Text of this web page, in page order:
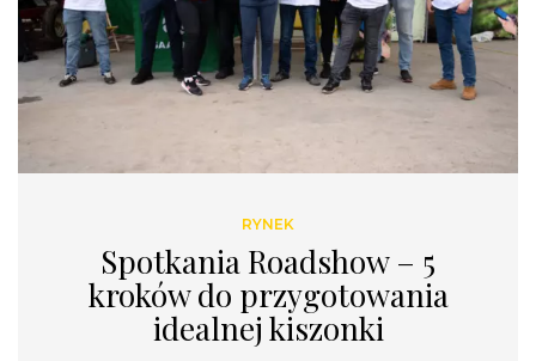
RYNEK
Spotkania Roadshow – 5
kroków do przygotowania
idealnej kiszonki